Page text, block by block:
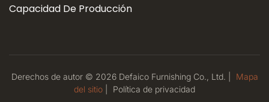
Capacidad De Producción
Derechos de autor © 2026 Defaico Furnishing Co., Ltd. |
Mapa
del sitio
Política de privacidad